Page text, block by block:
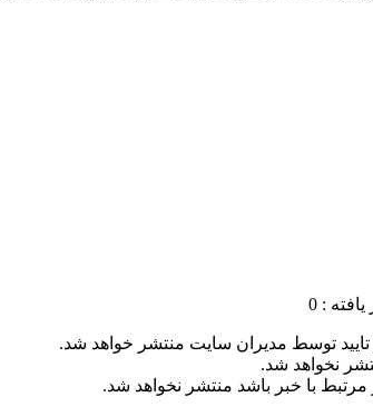
یافته : 0
توسط مدیران سایت منتشر خواهد شد.
نخواهد شد.
مرتبط با خبر باشد منتشر نخواهد شد.